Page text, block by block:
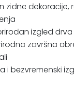
zidne dekoracije,
izgled drva
završna
i bezvremenski